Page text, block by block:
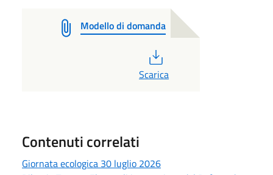
Modello di domanda
Scarica
Contenuti correlati
Giornata ecologica 30 luglio 2026